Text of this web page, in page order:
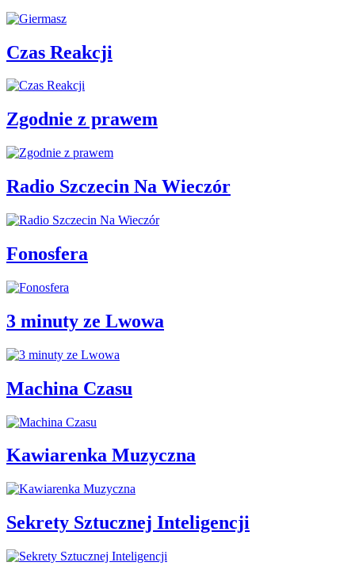
Czas Reakcji
Zgodnie z prawem
Radio Szczecin Na Wieczór
Fonosfera
3 minuty ze Lwowa
Machina Czasu
Kawiarenka Muzyczna
Sekrety Sztucznej Inteligencji